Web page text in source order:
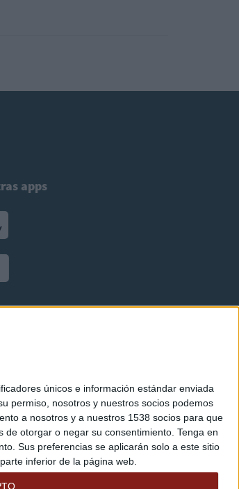
únicos e información estándar enviada
permiso, nosotros y nuestros socios podemos
a nosotros y a nuestros 1538 socios para que
otorgar o negar su consentimiento. Tenga en
Sus preferencias se aplicarán solo a este sitio
inferior de la página web.
apps